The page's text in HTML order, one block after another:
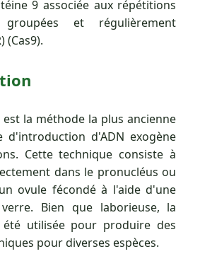
9 associée aux répétitions
groupées et régulièrement
(Cas9).
la méthode la plus ancienne
d'introduction d'ADN exogène
Cette technique consiste à
dans le pronucléus ou
ovule fécondé à l'aide d'une
Bien que laborieuse, la
utilisée pour produire des
pour diverses espèces.